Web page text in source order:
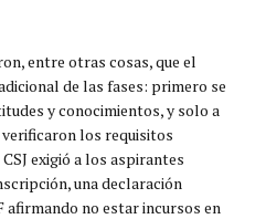
entre otras cosas, que el
de las fases: primero se
y conocimientos, y solo a
los requisitos
exigió a los aspirantes
una declaración
no estar incursos en